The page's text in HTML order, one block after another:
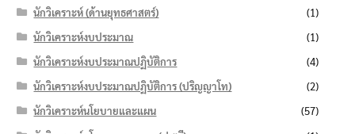
นักวิเคราะห์ (ด้านยุทธศาสตร์)
(1)
นักวิเคราะห์งบประมาณ
(1)
นักวิเคราะห์งบประมาณปฏิบัติการ
(4)
นักวิเคราะห์งบประมาณปฏิบัติการ (ปริญญาโท)
(2)
นักวิเคราะห์นโยบายและแผน
(57)